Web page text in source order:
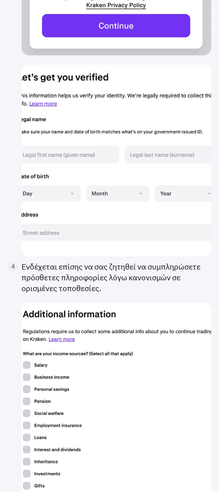
4
Ενδέχεται επίσης να σας ζητηθεί να συμπληρώσετε
πρόσθετες πληροφορίες λόγω κανονισμών σε
ορισμένες τοποθεσίες.